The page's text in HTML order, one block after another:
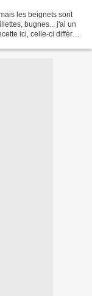
les beignets sont
bugnes... j'ai un
ici, celle-ci diffère